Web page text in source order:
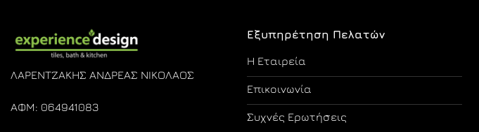
ΛΑΡΕΝΤΖΑΚΗΣ ΑΝΔΡΕΑΣ ΝΙΚΟΛΑΟΣ
ΑΦΜ: 064941083
Εξυπηρέτηση Πελατών
Η Εταιρεία
Επικοινωνία
Συχνές Ερωτήσεις